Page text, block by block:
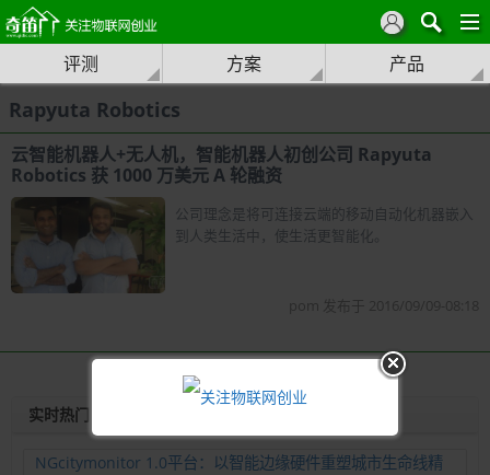
评测 方案 产品
Rapyuta Robotics
云智能机器人+无人机，智能机器人初创公司 Rapyuta
Robotics 获 1000 万美元 A 轮融资
公司理念是将可连接云端的移动自动化机器嵌入
到人类生活中，使生活更智能化。
pom 发布于 2016/09/09-08:18
实时热门
NGcitymonitor 1.0平台：以智能边缘硬件重塑城市生命线精